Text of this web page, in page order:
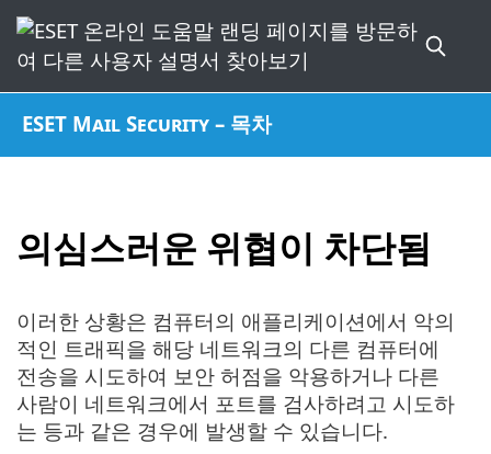
ESET Mail Security – 목차
의심스러운 위협이 차단됨
이러한 상황은 컴퓨터의 애플리케이션에서 악의
적인 트래픽을 해당 네트워크의 다른 컴퓨터에
전송을 시도하여 보안 허점을 악용하거나 다른
사람이 네트워크에서 포트를 검사하려고 시도하
는 등과 같은 경우에 발생할 수 있습니다.